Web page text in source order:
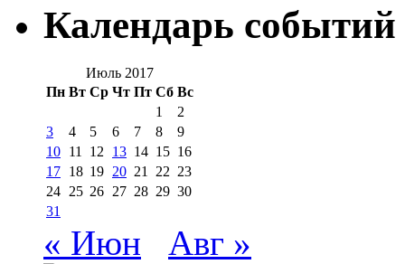
Календарь событий
Июль 2017
Пн Вт Ср Чт Пт Сб Вс
1
2
3
4 5 6 7 8
9
10 11 12 13 14 15 16
17 18 19 20 21 22 23
24 25 26 27 28 29 30
31
« Июн Авг »